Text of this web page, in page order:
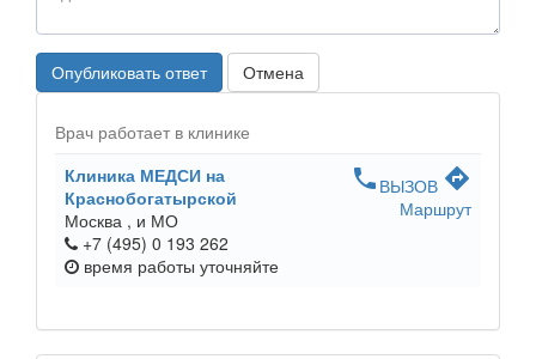
Опубликовать ответ Отмена
Врач работает в клинике
Клиника МЕДСИ на
Краснобогатырской
Москва , и МО
+7 (495) 0 193 262
время работы уточняйте
phone ВЫЗОВ directions
Маршрут